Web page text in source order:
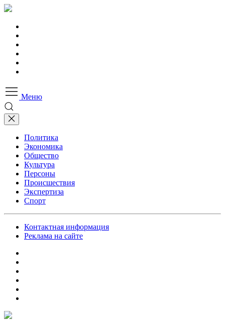
Меню
Политика
Экономика
Общество
Культура
Персоны
Происшествия
Экспертиза
Спорт
Контактная информация
Реклама на сайте